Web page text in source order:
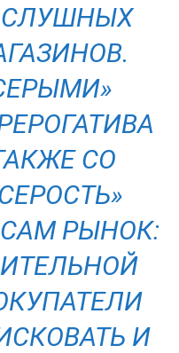
СО
САМ РЫНОК:
И